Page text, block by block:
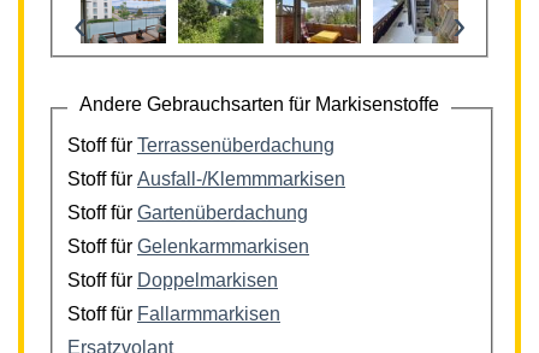
‹ ›
Andere Gebrauchsarten für Markisenstoffe
Stoff für Terrassenüberdachung
Stoff für Ausfall-/Klemmmarkisen
Stoff für Gartenüberdachung
Stoff für Gelenkarmmarkisen
Stoff für Doppelmarkisen
Stoff für Fallarmmarkisen
Ersatzvolant